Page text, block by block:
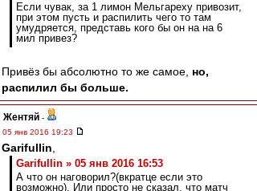
Если чувак, за 1 лимон Мельгареху привозит,
при этом пусть и распилить чего то там
умудряется, представь кого бы он на на 6
мил привез?
Привёз бы абсолютно то же самое, но,
распилил бы больше.
Жентяй -
05 янв 2016 19:23
Garifullin
Garifullin » 05 янв 2016 16:53
А что он наговорил?(вкратце если это
возможно). Или просто не сказал, что матч